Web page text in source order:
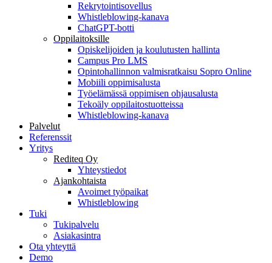
Rekrytointisovellus
Whistleblowing-kanava
ChatGPT-botti
Oppilaitoksille
Opiskelijoiden ja koulutusten hallinta
Campus Pro LMS
Opintohallinnon valmisratkaisu Sopro Online
Mobiili oppimisalusta
Työelämässä oppimisen ohjausalusta
Tekoäly oppilaitostuotteissa
Whistleblowing-kanava
Palvelut
Referenssit
Yritys
Rediteq Oy
Yhteystiedot
Ajankohtaista
Avoimet työpaikat
Whistleblowing
Tuki
Tukipalvelu
Asiakasintra
Ota yhteyttä
Demo